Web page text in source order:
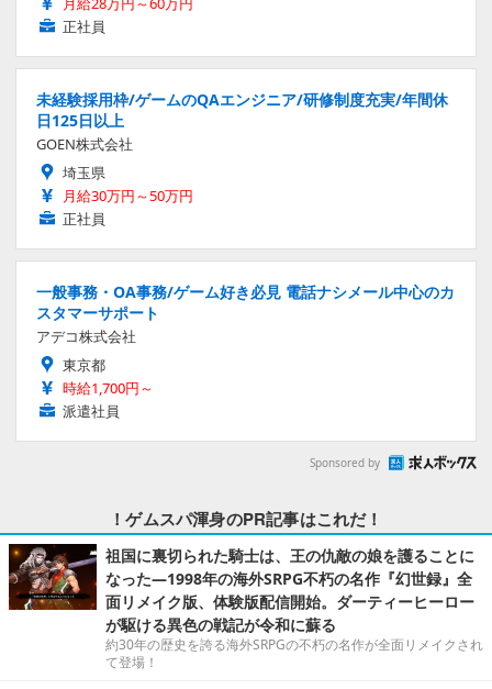
正社員
未経験採用枠/ゲームのQAエンジニア/研修制度充実/年間休
日125日以上
GOEN株式会社
埼玉県
月給30万円～50万円
正社員
一般事務・OA事務/ゲーム好き必見 電話ナシメール中心のカ
スタマーサポート
アデコ株式会社
東京都
時給1,700円～
派遣社員
Sponsored by
！ゲムスパ渾身のPR記事はこれだ！
祖国に裏切られた騎士は、王の仇敵の娘を護ることに
なった―1998年の海外SRPG不朽の名作『幻世録』全
面リメイク版、体験版配信開始。ダーティーヒーロー
が駆ける異色の戦記が令和に蘇る
約30年の歴史を誇る海外SRPGの不朽の名作が全面リメイクされ
て登場！